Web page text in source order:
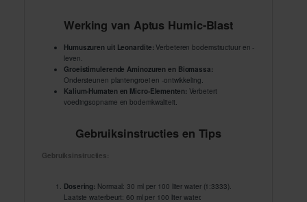
Werking van Aptus Humic-Blast
Humuszuren uit Leonardite: Verbeteren bodemstructuur en -
leven.
Groeistimulerende Aminozuren en Biomassa:
Ondersteunen plantengroei en -ontwikkeling.
Kalium-Humaten en Micro-Elementen: Verbetert
voedingsopname en bodemkwaliteit.
Gebruiksinstructies en Tips
Gebruiksinstructies:
Dosering: Normaal: 30 ml per 100 liter water (1:3333).
Laatste waterbeurt: 60 ml per 100 liter water.